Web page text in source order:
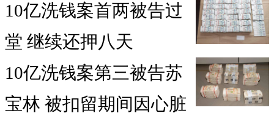
10亿洗钱案首两被告过
堂 继续还押八天
10亿洗钱案第三被告苏
宝林 被扣留期间因心脏